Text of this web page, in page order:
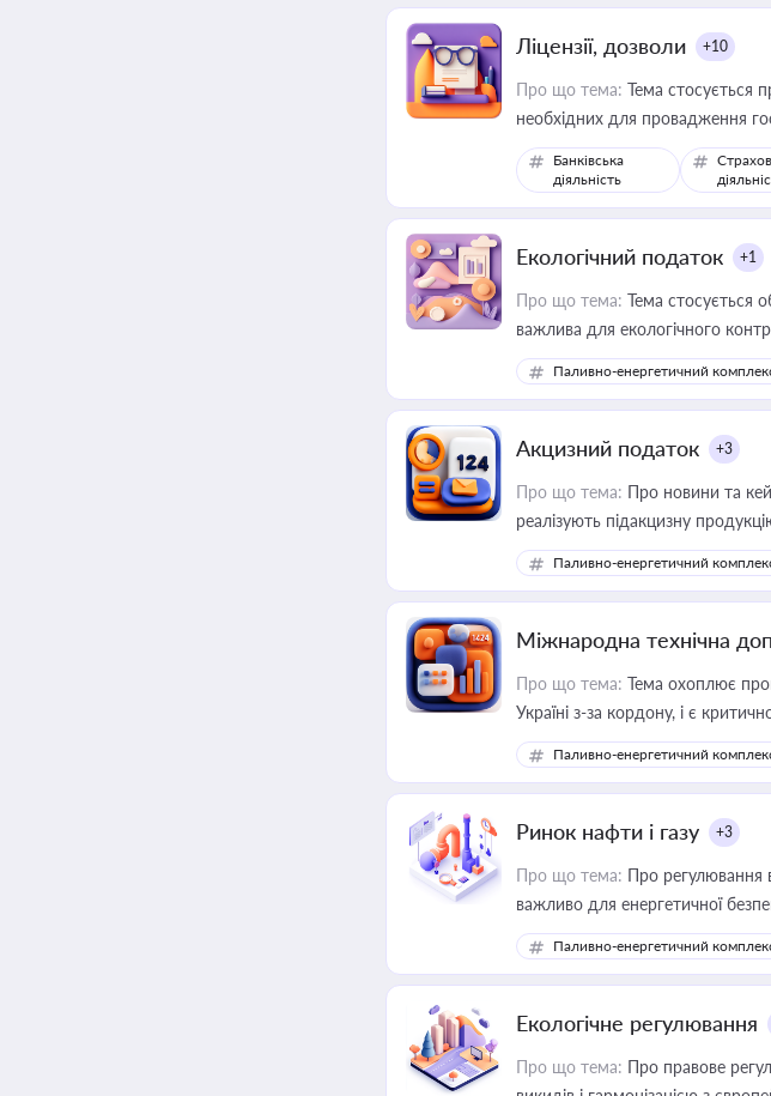
Ліцензії, дозволи +10
Про що тема: Тема стосується
необхідних для провадження
Банківська
діяльність
Екологічний податок +1
Про що тема: Тема стосується
важлива для екологічного
законодавства
Паливно-енергетичний
Акцизний податок +3
Про що тема: Про новини та
реалізують підакцизну
Паливно-енергетичний
Міжнародна технічна
Про що тема: Тема охоплює
Україні з-за кордону, і є
інфраструктурних проєктів
Паливно-енергетичний
Ринок нафти і газу +3
Про що тема: Про регулювання
важливо для енергетичної
Паливно-енергетичний
Екологічне регулювання
Про що тема: Про правове